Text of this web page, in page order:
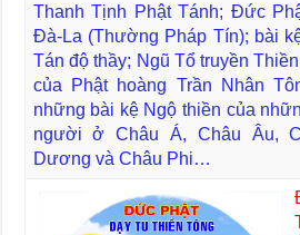
Thanh Tịnh Phật Tánh; Đức
Đà-La (Thường Pháp Tín); bài
Tán độ thầy; Ngũ Tổ truyền
của Phật hoàng Trần Nhân
những bài kệ Ngộ thiền của
người ở Châu Á, Châu Âu,
Dương và Châu Phi…